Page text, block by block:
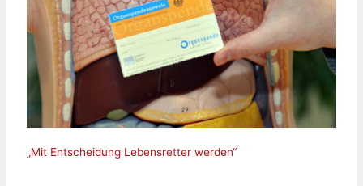
„Mit Entscheidung Lebensretter werden“